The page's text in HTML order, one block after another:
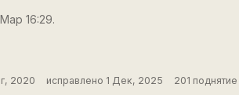
16:29.
2020 исправлено 1 Дек, 2025
201 поднятие